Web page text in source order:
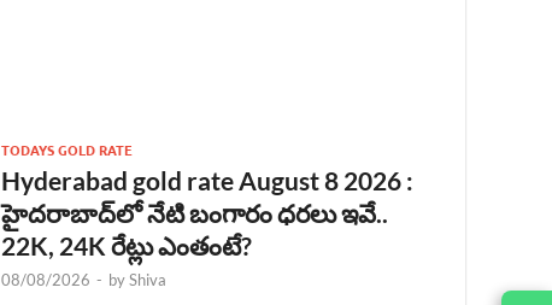
TODAYS GOLD RATE
Hyderabad gold rate August 8 2026 :
హైదరాబాద్‌లో నేటి బంగారం ధరలు ఇవే..
22K, 24K రేట్లు ఎంతంటే?
08/08/2026 - byShiva